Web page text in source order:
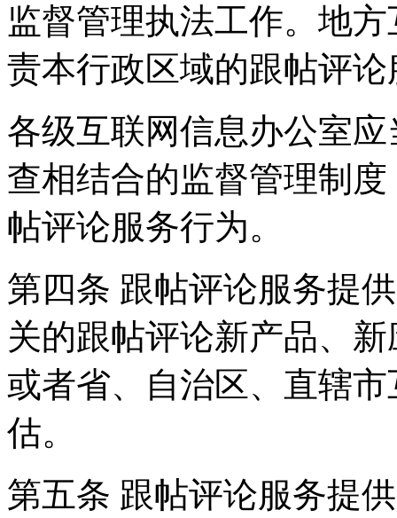
监督管理执法工作。地
责本行政区域的跟帖评
各级互联网信息办公室
查相结合的监督管理制
帖评论服务行为。
第四条 跟帖评论服务提
关的跟帖评论新产品、
或者省、自治区、直辖
估。
第五条 跟帖评论服务提